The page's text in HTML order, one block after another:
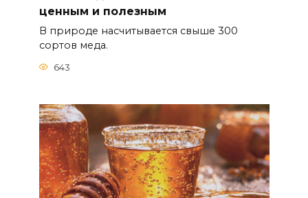
ценным и полезным
В природе насчитывается свыше 300
сортов меда.
643